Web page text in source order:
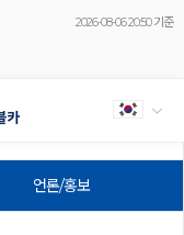
2026-08-06 20:50 기준
언론/홍보